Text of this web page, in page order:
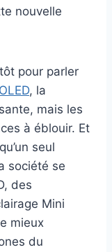
nouvelle
pour parler
, la
mais les
à éblouir. Et
seul
société se
des
Mini
mieux
du